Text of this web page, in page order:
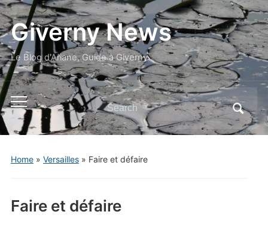
Giverny News
Le Blog d'Ariane, Guide à Giverny
Toggle
mobile
menu
Search
for:
Home» Versailles» Faire et défaire
Faire et défaire